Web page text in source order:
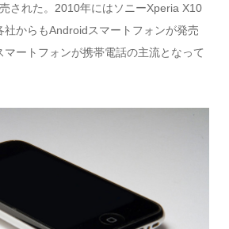
された。2010年にはソニーXperia X10
社からもAndroidスマートフォンが発売
マートフォンが携帯電話の主流となって